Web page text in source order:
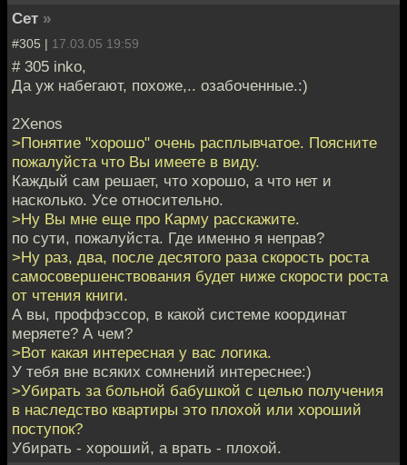
Сет »
#305 | 17.03.05 19:59
# 305 inko,
Да уж набегают, похоже,.. озабоченные.:)
2Xenos
>Понятие "хорошо" очень расплывчатое. Поясните
пожалуйста что Вы имеете в виду.
Каждый сам решает, что хорошо, а что нет и
насколько. Усе относительно.
>Ну Вы мне еще про Карму расскажите.
по сути, пожалуйста. Где именно я неправ?
>Ну раз, два, после десятого раза скорость роста
самосовершенствования будет ниже скорости роста
от чтения книги.
А вы, проффэссор, в какой системе координат
меряете? А чем?
>Вот какая интересная у вас логика.
У тебя вне всяких сомнений интереснее:)
>Убирать за больной бабушкой с целью получения
в наследство квартиры это плохой или хороший
поступок?
Убирать - хороший, а врать - плохой.